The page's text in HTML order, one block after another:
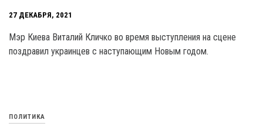
27 ДЕКАБРЯ, 2021
Мэр Киева Виталий Кличко во время выступления на сцене
поздравил украинцев с наступающим Новым годом.
ПОЛИТИКА